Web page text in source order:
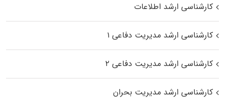
کارشناسی ارشد اطلاعات
کارشناسی ارشد مدیریت دفاعی ۱
کارشناسی ارشد مدیریت دفاعی ۲
کارشناسی ارشد مدیریت بحران